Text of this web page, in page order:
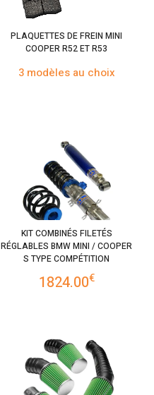
PLAQUETTES DE FREIN MINI
COOPER R52 ET R53
3 modèles au choix
KIT COMBINÉS FILETÉS
RÉGLABLES BMW MINI / COOPER
S TYPE COMPÉTITION
1824.00€